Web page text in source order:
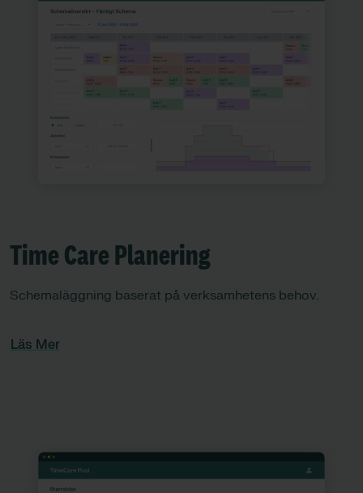
Time Care Planering
Schemaläggning baserat på verksamhetens behov.
Läs Mer